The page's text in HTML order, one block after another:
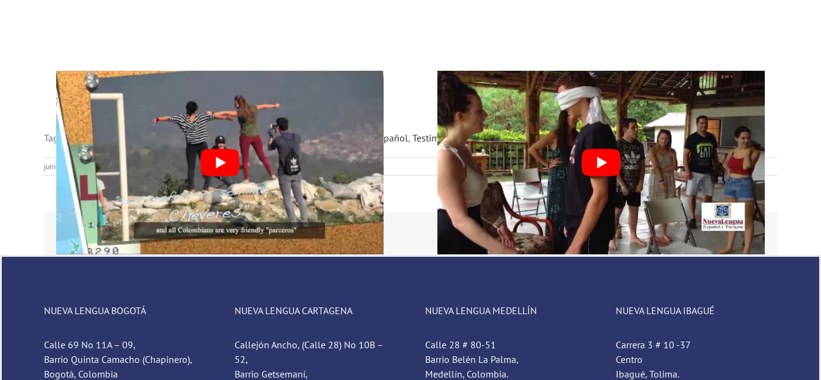
Tags de la entrada: Aprender español en Cartagena,Caribe ,English,Practicar el español, Testimonios ,amistad
junio 8th, 2016 | Aprender español viajando
Share This Story, Choose Your Platform! Facebook
TwitterRedditLinkedInTumblrPinterest
Vk Email
NUEVA LENGUA BOGOTÁ
Calle 69 No 11A – 09,
Barrio Quinta Camacho (Chapinero),
Bogotá, Colombia
NUEVA LENGUA CARTAGENA
Callejón Ancho, (Calle 28) No 10B –
52,
Barrio Getsemaní,
NUEVA LENGUA MEDELLÍN
Calle 28 # 80-51
Barrio Belén La Palma,
Medellín, Colombia.
NUEVA LENGUA IBAGUÉ
Carrera 3 # 10 -37
Centro
Ibagué, Tolima.